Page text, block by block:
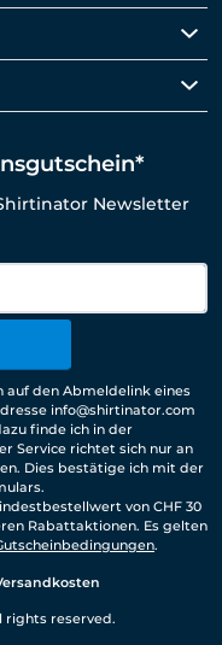
Newsletter
auf den Abmeldelink eines
info@shirtinator.com
finde ich in der
Service richtet sich nur an
Dies bestätige ich mit der
von CHF 30
Rabattaktionen. Es gelten
.
rights reserved.